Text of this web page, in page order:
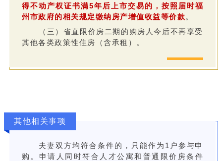
得不动产权证书满5年后上市交易的，按照届时福
州市政府的相关规定缴纳房产增值收益等价款。
（三）省直限价房二期的购房人今后不再享受
其他各类政策性住房（含承租）。
其他相关事项
夫妻双方均符合条件的，只能作为1户参与申
购。申请人同时符合人才公寓和普通限价房条件